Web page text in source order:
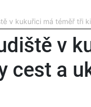
v kukuřici má téměř tři
v
cest a